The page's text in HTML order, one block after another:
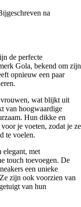
na
de perfecte
Gola, bekend om zijn
opnieuw een paar
vrouwen, wat blijkt uit
van hoogwaardige
Hun dikke en
je voeten, zodat je ze
te voelen.
elegant, met
touch toevoegen. De
een unieke
zijn ook voorzien van
van hun